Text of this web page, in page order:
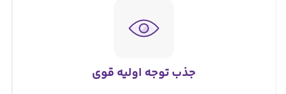
جذب توجه اولیه قوی